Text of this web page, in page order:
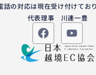
話の対応は現在受け付けてお
代表理事 川連一豊